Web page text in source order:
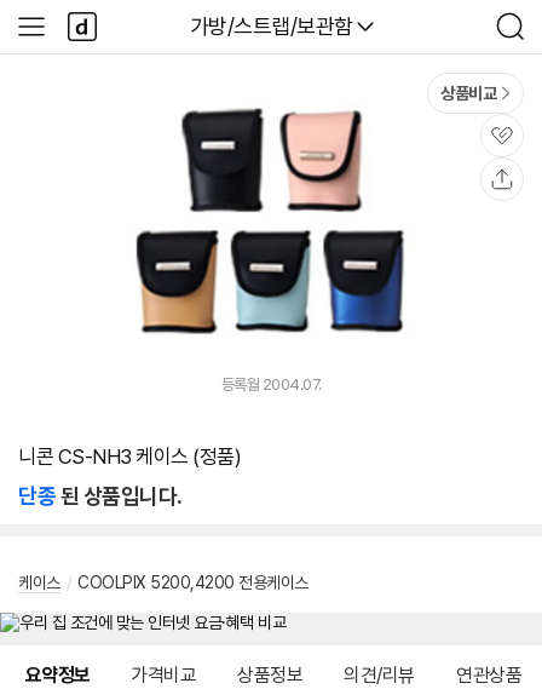
다나와
가방/스트랩/보관함
검
색
사
이
다
나
와
상품비교
관
심
등록월 2004.07.
니콘 CS-NH3 케이스 (정품)
단종된 상품입니다.
케이스 / COOLPIX 5200,4200 전용케이스
요약정보 가격비교 상품정보 의견/리뷰 연관상품